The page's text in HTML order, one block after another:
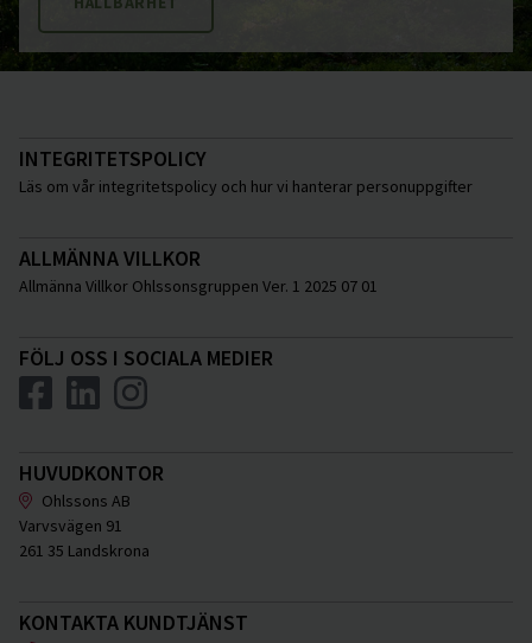
INTEGRITETSPOLICY
Läs om vår integritetspolicy och hur vi hanterar personuppgifter
ALLMÄNNA VILLKOR
Allmänna Villkor Ohlssonsgruppen Ver. 1 2025 07 01
FÖLJ OSS I SOCIALA MEDIER
HUVUDKONTOR
Ohlssons AB
Varvsvägen 91
261 35 Landskrona
KONTAKTA KUNDTJÄNST